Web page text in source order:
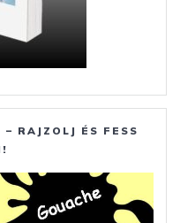
– RAJZOLJ ÉS FESS